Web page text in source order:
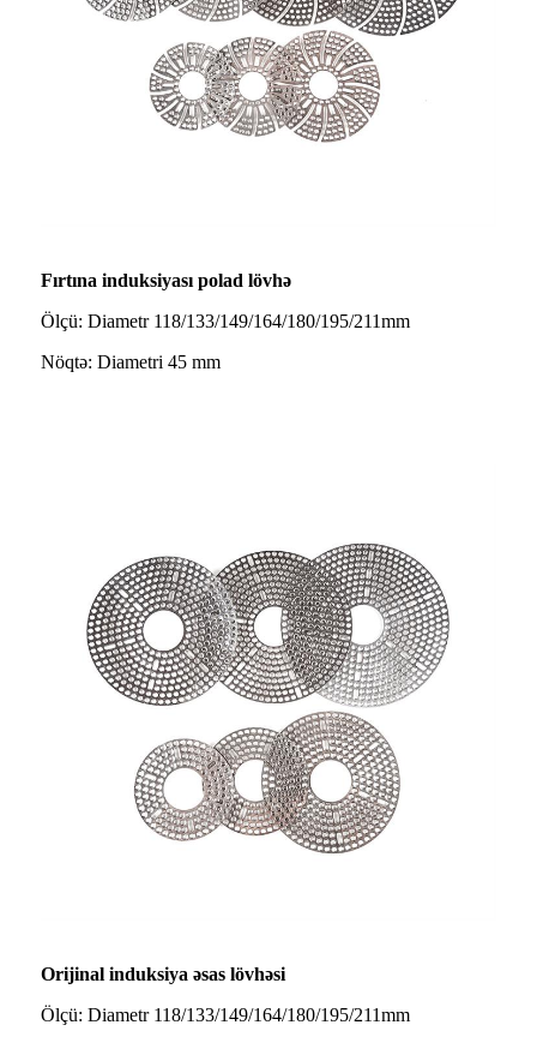
Fırtına induksiyası polad lövhə
Ölçü: Diametr 118/133/149/164/180/195/211mm
Nöqtə: Diametri 45 mm
Orijinal induksiya əsas lövhəsi
Ölçü: Diametr 118/133/149/164/180/195/211mm